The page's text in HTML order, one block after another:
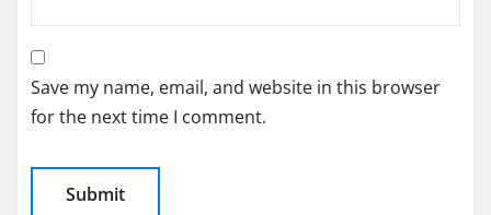
Save my name, email, and website in this browser
for the next time I comment.